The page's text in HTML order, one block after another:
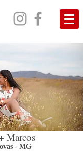
Marcos
- MG